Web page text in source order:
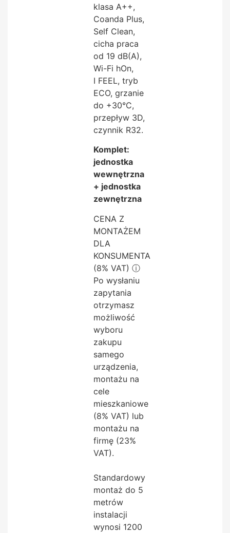
klasa A++,
Coanda Plus,
Self Clean,
cicha praca
od 19 dB(A),
Wi-Fi hOn,
I FEEL, tryb
ECO, grzanie
do +30°C,
przepływ 3D,
czynnik R32.
Komplet:
jednostka
wewnętrzna
+ jednostka
zewnętrzna
CENA Z
MONTAŻEM
DLA
KONSUMENTA
(8% VAT) ⓘ
Po wysłaniu
zapytania
otrzymasz
możliwość
wyboru
zakupu
samego
urządzenia,
montażu na
cele
mieszkaniowe
(8% VAT) lub
montażu na
firmę (23%
VAT).
Standardowy
montaż do 5
metrów
instalacji
wynosi 1200